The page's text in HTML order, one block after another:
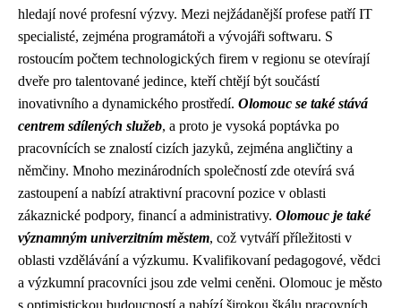
hledají nové profesní výzvy. Mezi nejžádanější profese patří IT
specialisté, zejména programátoři a vývojáři softwaru. S
rostoucím počtem technologických firem v regionu se otevírají
dveře pro talentované jedince, kteří chtějí být součástí
inovativního a dynamického prostředí. Olomouc se také stává
centrem sdílených služeb, a proto je vysoká poptávka po
pracovnících se znalostí cizích jazyků, zejména angličtiny a
němčiny. Mnoho mezinárodních společností zde otevírá svá
zastoupení a nabízí atraktivní pracovní pozice v oblasti
zákaznické podpory, financí a administrativy. Olomouc je také
významným univerzitním městem, což vytváří příležitosti v
oblasti vzdělávání a výzkumu. Kvalifikovaní pedagogové, vědci
a výzkumní pracovníci jsou zde velmi ceněni. Olomouc je město
s optimistickou budoucností a nabízí širokou škálu pracovních